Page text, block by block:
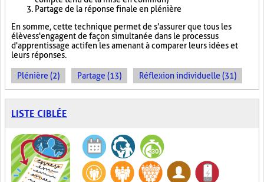
Partage de la réponse finale en plénière
En somme, cette technique permet de s'assurer que tous les
élèves s'engagent de façon simultanée dans le processus
d'apprentissage actif en les amenant à comparer leurs idées et
leurs réponses.
Plénière (2) Partage (13) Réflexion individuelle (31)
LISTE CIBLÉE